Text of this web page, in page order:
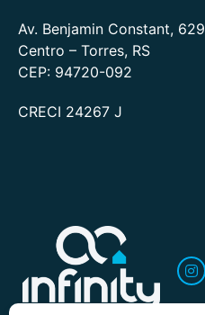
Av. Benjamin Constant, 629
Centro – Torres, RS
CEP: 94720-092
CRECI 24267 J